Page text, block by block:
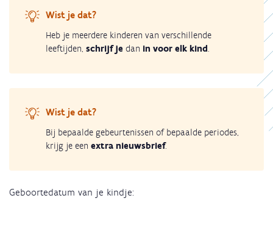
Wist je dat?
Heb je meerdere kinderen van verschillende
leeftijden, schrijf je dan in voor elk kind.
Wist je dat?
Bij bepaalde gebeurtenissen of bepaalde periodes,
krijg je een extra nieuwsbrief.
Geboortedatum van je kindje: